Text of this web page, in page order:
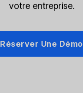
votre entreprise.
Réserver Une Démo